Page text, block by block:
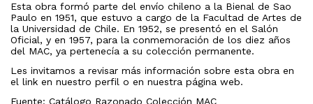
Esta obra formó parte del envío chileno a la Bienal de Sao
Paulo en 1951, que estuvo a cargo de la Facultad de Artes de
la Universidad de Chile. En 1952, se presentó en el Salón
Oficial, y en 1957, para la conmemoración de los diez años
del MAC, ya pertenecía a su colección permanente.
Les invitamos a revisar más información sobre esta obra en
el link en nuestro perfil o en nuestra página web.
Fuente: Catálogo Razonado Colección MAC